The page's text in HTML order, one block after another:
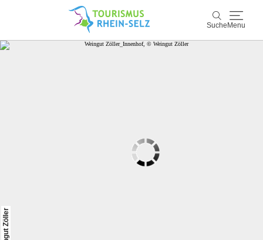
Suche Menu
Kultur & Events